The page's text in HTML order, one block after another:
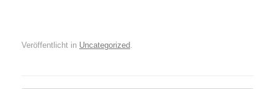
Veröffentlicht in Uncategorized